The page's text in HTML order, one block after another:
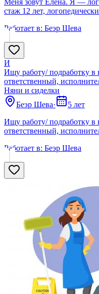
стаж 12 лет,
Работает в: Беэр Шева
И
Ищу работу/ подработку в
ответственный,
Няни и сиделки
Беэр Шева·
5 лет
Ищу работу/ подработку в
ответственный,
Работает в: Беэр Шева